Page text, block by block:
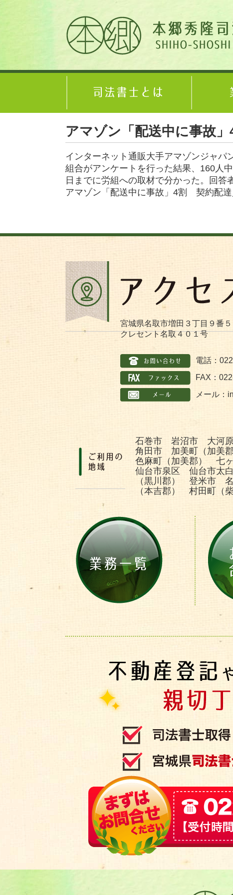
アマゾン「配送中に事故
インターネット通販大手アマゾンジャ
組合がアンケートを行った結果、160人
日までに労組への取材で分かった。回答
アマゾン「配送中に事故」4割 契約配
宮城県名取市増田３丁目９番
クレセント名取４０１号
電話：
FAX：
メール：
石巻市 岩沼市 大河原
角田市 加美町（加美
色麻町（加美郡） 七
仙台市泉区 仙台市太
（黒川郡） 登米市
（本吉郡） 村田町（